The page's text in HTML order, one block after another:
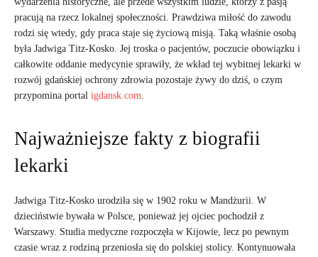
pracują na rzecz lokalnej społeczności. Prawdziwa miłość do zawodu
rodzi się wtedy, gdy praca staje się życiową misją. Taką właśnie osobą
była Jadwiga Titz-Kosko. Jej troska o pacjentów, poczucie obowiązku i
całkowite oddanie medycynie sprawiły, że wkład tej wybitnej lekarki w
rozwój gdańskiej ochrony zdrowia pozostaje żywy do dziś, o czym
przypomina portal igdansk.com.
Najważniejsze fakty z biografii
lekarki
Jadwiga Titz-Kosko urodziła się w 1902 roku w Mandżurii. W
dzieciństwie bywała w Polsce, ponieważ jej ojciec pochodził z
Warszawy. Studia medyczne rozpoczęła w Kijowie, lecz po pewnym
czasie wraz z rodziną przeniosła się do polskiej stolicy. Kontynuowała